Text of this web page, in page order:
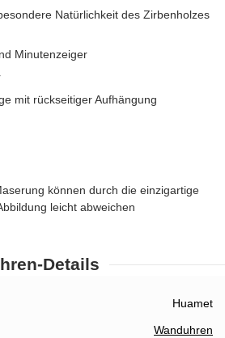
Natürlichkeit des Zirbenholzes
Minutenzeiger
mit rückseitiger Aufhängung
können durch die einzigartige
leicht abweichen
Details
Huamet
Wanduhren